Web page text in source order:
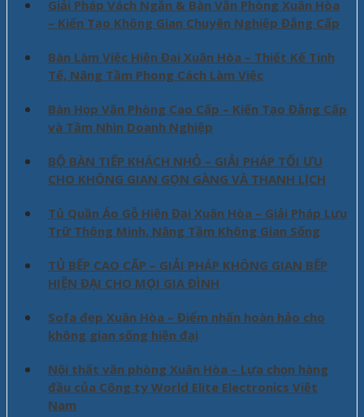
Giải Pháp Vách Ngăn & Bàn Văn Phòng Xuân Hòa
– Kiến Tạo Không Gian Chuyên Nghiệp Đẳng Cấp
Bàn Làm Việc Hiện Đại Xuân Hòa – Thiết Kế Tinh
Tế, Nâng Tầm Phong Cách Làm Việc
Bàn Họp Văn Phòng Cao Cấp – Kiến Tạo Đẳng Cấp
và Tầm Nhìn Doanh Nghiệp
BỘ BÀN TIẾP KHÁCH NHỎ – GIẢI PHÁP TỐI ƯU
CHO KHÔNG GIAN GỌN GÀNG VÀ THANH LỊCH
Tủ Quần Áo Gỗ Hiện Đại Xuân Hòa – Giải Pháp Lưu
Trữ Thông Minh, Nâng Tầm Không Gian Sống
TỦ BẾP CAO CẤP – GIẢI PHÁP KHÔNG GIAN BẾP
HIỆN ĐẠI CHO MỌI GIA ĐÌNH
Sofa đẹp Xuân Hòa – Điểm nhấn hoàn hảo cho
không gian sống hiện đại
Nội thất văn phòng Xuân Hòa – Lựa chọn hàng
đầu của Công ty World Elite Electronics Việt
Nam